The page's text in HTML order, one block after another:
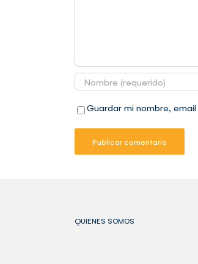
Guardar mi nombre,
QUIENES SOMOS